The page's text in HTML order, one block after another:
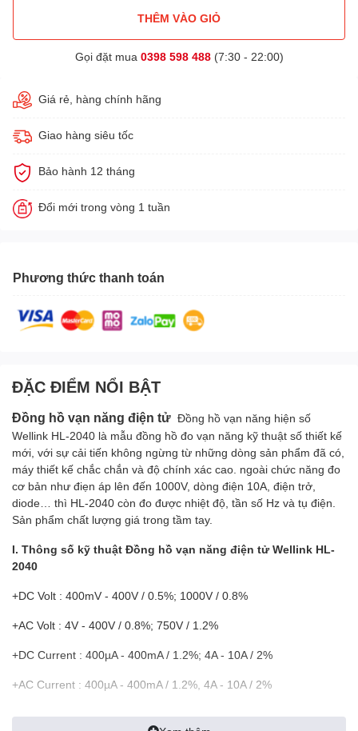
THÊM VÀO GIỎ
Gọi đặt mua 0398 598 488(7:30 - 22:00)
Giá rẻ, hàng chính hãng
Giao hàng siêu tốc
Bảo hành 12 tháng
Đổi mới trong vòng 1 tuần
Phương thức thanh toán
ĐẶC ĐIỂM NỔI BẬT
Đồng hồ vạn năng điện tử Đồng hồ vạn năng hiện số
Wellink HL-2040 là mẫu đồng hồ đo vạn năng kỹ thuật số thiết kế
mới, với sự cải tiến không ngừng từ những dòng sản phẩm đã có,
máy thiết kế chắc chắn và độ chính xác cao. ngoài chức năng đo
cơ bản như điẹn áp lên đến 1000V, dòng điện 10A, điện trở,
diode… thì HL-2040 còn đo được nhiệt độ, tần số Hz và tụ điện.
Sản phẩm chất lượng giá trong tầm tay.
I. Thông số kỹ thuật Đồng hồ vạn năng điện tử Wellink HL-
2040
+DC Volt : 400mV - 400V / 0.5%; 1000V / 0.8%
+AC Volt : 4V - 400V / 0.8%; 750V / 1.2%
+DC Current : 400µA - 400mA / 1.2%; 4A - 10A / 2%
+AC Current : 400µA - 400mA / 1.2%, 4A - 10A / 2%
+Resistance : 400Ω - 400kΩ / 0.8%; 4MΩ – 40MΩ / 1.5%